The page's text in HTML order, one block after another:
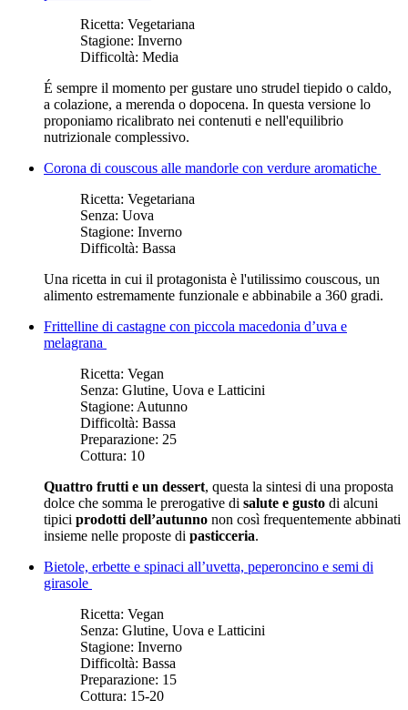
Ricetta: Vegetariana
Stagione: Inverno
Difficoltà: Media
É sempre il momento per gustare uno strudel tiepido o caldo,
a colazione, a merenda o dopocena. In questa versione lo
proponiamo ricalibrato nei contenuti e nell'equilibrio
nutrizionale complessivo.
Corona di couscous alle mandorle con verdure aromatiche
Ricetta: Vegetariana
Senza: Uova
Stagione: Inverno
Difficoltà: Bassa
Una ricetta in cui il protagonista è l'utilissimo couscous, un
alimento estremamente funzionale e abbinabile a 360 gradi.
Frittelline di castagne con piccola macedonia d’uva e
melagrana
Ricetta: Vegan
Senza: Glutine, Uova e Latticini
Stagione: Autunno
Difficoltà: Bassa
Preparazione: 25
Cottura: 10
Quattro frutti e un dessert, questa la sintesi di una proposta
dolce che somma le prerogative di salute e gusto di alcuni
tipici prodotti dell’autunno non così frequentemente abbinati
insieme nelle proposte di pasticceria.
Bietole, erbette e spinaci all’uvetta, peperoncino e semi di
girasole
Ricetta: Vegan
Senza: Glutine, Uova e Latticini
Stagione: Inverno
Difficoltà: Bassa
Preparazione: 15
Cottura: 15-20